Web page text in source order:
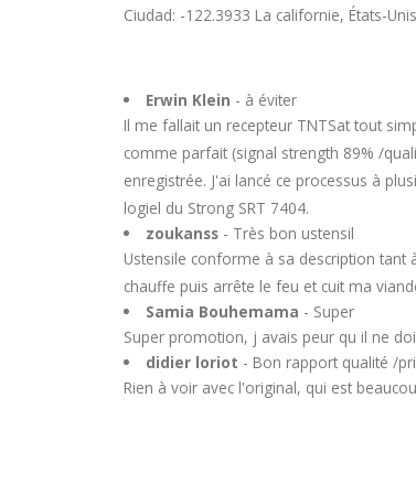
Ciudad: -122.3933 La californie, États-Unis
Erwin Klein - à éviter
Il me fallait un recepteur TNTSat tout
comme parfait (signal strength 89% /
enregistrée. J'ai lancé ce processus à
logiel du Strong SRT 7404.
zoukanss- Très bon ustensil
Ustensile conforme à sa description
chauffe puis arrête le feu et cuit ma
Samia Bouhemama - Super
Super promotion, j avais peur qu il ne
didier loriot - Bon rapport qualité /
Rien à voir avec l'original, qui est